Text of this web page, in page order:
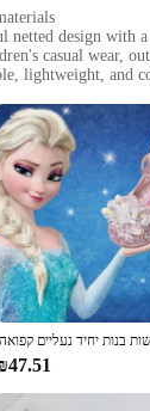
netted design with
casual wear,
lightweight, and
for various
Ones**
durability
Use**
playing with
for parents
outfits a breeze.